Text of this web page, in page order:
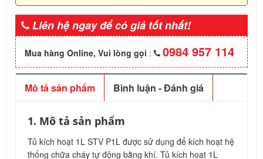
Liên hệ ngay để có giá tốt nhất!
Mua hàng Online, Vui lòng gọi : 0984 957 114
Mô tả sản phẩm Bình luận - Đánh giá
1. Mô tả sản phẩm
Tủ kích hoạt 1L STV P1L được sử dụng để kích hoạt hệ
thống chữa cháy tự động bằng khí. Tủ kích hoạt 1L